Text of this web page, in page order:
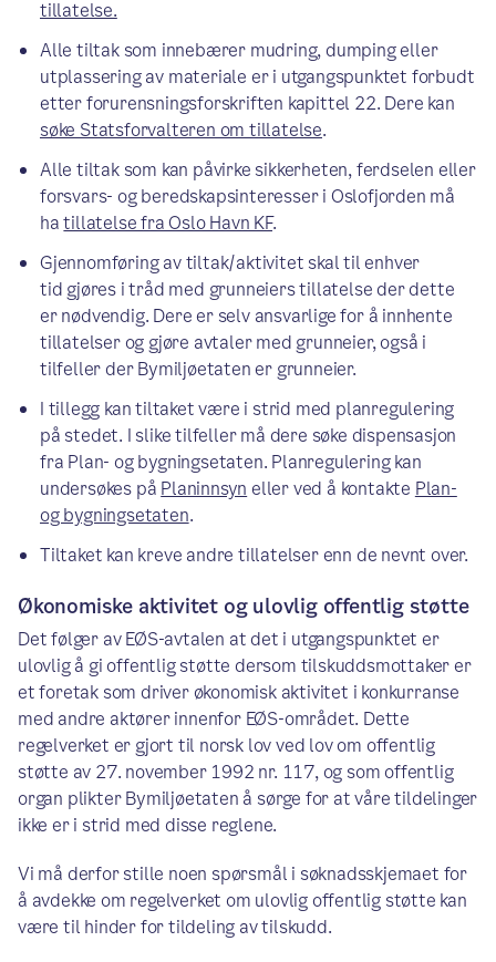
tillatelse.
Alle tiltak som innebærer mudring, dumping eller
utplassering av materiale er i utgangspunktet forbudt
etter forurensningsforskriften kapittel 22. Dere kan
søke Statsforvalteren om tillatelse.
Alle tiltak som kan påvirke sikkerheten, ferdselen eller
forsvars- og beredskapsinteresser i Oslofjorden må
hatillatelse fra Oslo Havn KF.
Gjennomføring av tiltak/aktivitet skal til enhver
tid gjøres i tråd med grunneiers tillatelse der dette
er nødvendig. Dere er selv ansvarlige for å innhente
tillatelser og gjøre avtaler med grunneier, også i
tilfeller der Bymiljøetaten er grunneier.
I tillegg kan tiltaket være i strid med planregulering
på stedet. I slike tilfeller må dere søke dispensasjon
fra Plan- og bygningsetaten. Planregulering kan
undersøkes på Planinnsyn eller ved å kontakte Plan-
og bygningsetaten.
Tiltaket kan kreve andre tillatelser enn de nevnt over.
Økonomiske aktivitet og ulovlig offentlig støtte
Det følger av EØS-avtalen at det i utgangspunktet er
ulovlig å gi offentlig støtte dersom tilskuddsmottaker er
et foretak som driver økonomisk aktivitet i konkurranse
med andre aktører innenfor EØS-området. Dette
regelverket er gjort til norsk lov ved lov om offentlig
støtte av 27. november 1992 nr. 117, og som offentlig
organ plikter Bymiljøetaten å sørge for at våre tildelinger
ikke er i strid med disse reglene.
Vi må derfor stille noen spørsmål i søknadsskjemaet for
å avdekke om regelverket om ulovlig offentlig støtte kan
være til hinder for tildeling av tilskudd.